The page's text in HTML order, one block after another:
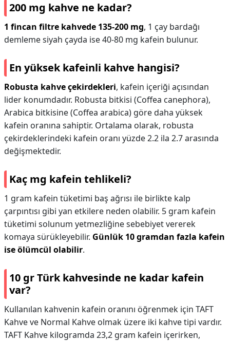
200 mg kahve ne kadar?
1 fincan filtre kahvede 135-200 mg, 1 çay bardağı
demleme siyah çayda ise 40-80 mg kafein bulunur.
En yüksek kafeinli kahve hangisi?
Robusta kahve çekirdekleri, kafein içeriği açısından
lider konumdadır. Robusta bitkisi (Coffea canephora),
Arabica bitkisine (Coffea arabica) göre daha yüksek
kafein oranına sahiptir. Ortalama olarak, robusta
çekirdeklerindeki kafein oranı yüzde 2.2 ila 2.7 arasında
değişmektedir.
Kaç mg kafein tehlikeli?
1 gram kafein tüketimi baş ağrısı ile birlikte kalp
çarpıntısı gibi yan etkilere neden olabilir. 5 gram kafein
tüketimi solunum yetmezliğine sebebiyet vererek
komaya sürükleyebilir. Günlük 10 gramdan fazla kafein
ise ölümcül olabilir.
10 gr Türk kahvesinde ne kadar kafein
var?
Kullanılan kahvenin kafein oranını öğrenmek için TAFT
Kahve ve Normal Kahve olmak üzere iki kahve tipi vardır.
TAFT Kahve kilogramda 23,2 gram kafein içerirken,